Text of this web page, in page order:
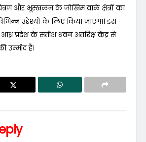
और भूस्खलन के जोखिम वाले क्षेत्रों का
उद्देश्यों के लिए किया जाएगा। इस
प्रदेश के सतीश धवन अंतरिक्ष केंद्र से
उम्मीद है।